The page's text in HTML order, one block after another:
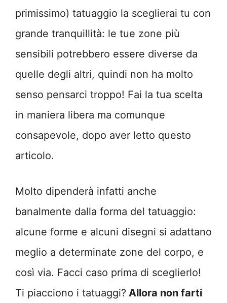
primissimo) tatuaggio la sceglierai tu con
grande tranquillità: le tue zone più
sensibili potrebbero essere diverse da
quelle degli altri, quindi non ha molto
senso pensarci troppo! Fai la tua scelta
in maniera libera ma comunque
consapevole, dopo aver letto questo
articolo.
Molto dipenderà infatti anche
banalmente dalla forma del tatuaggio:
alcune forme e alcuni disegni si adattano
meglio a determinate zone del corpo, e
così via. Facci caso prima di sceglierlo!
Ti piacciono i tatuaggi? Allora non farti